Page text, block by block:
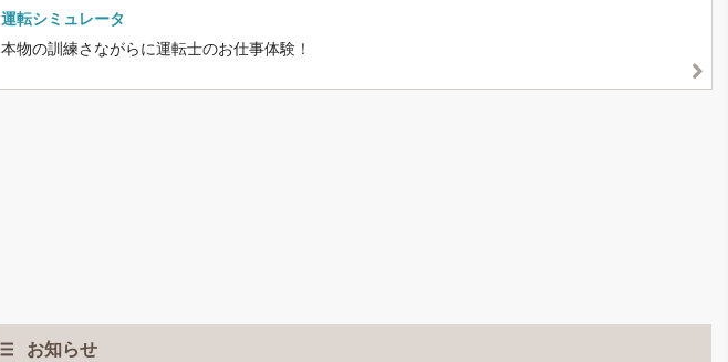
運転シミュレータ
本物の訓練さながらに運転士のお仕事体験！
お知らせ